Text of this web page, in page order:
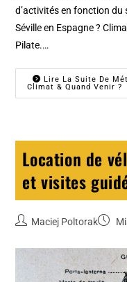
d’activités en fonction du
Séville en Espagne ?
Pilate.…
Lire La Suite De
Climat & Quand Venir ?
Location de
et visites
Maciej Poltorak